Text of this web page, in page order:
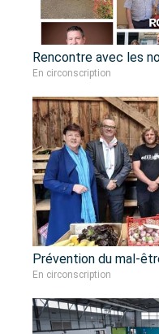
Rencontre avec les
En circonscription
Prévention du mal-
En circonscription